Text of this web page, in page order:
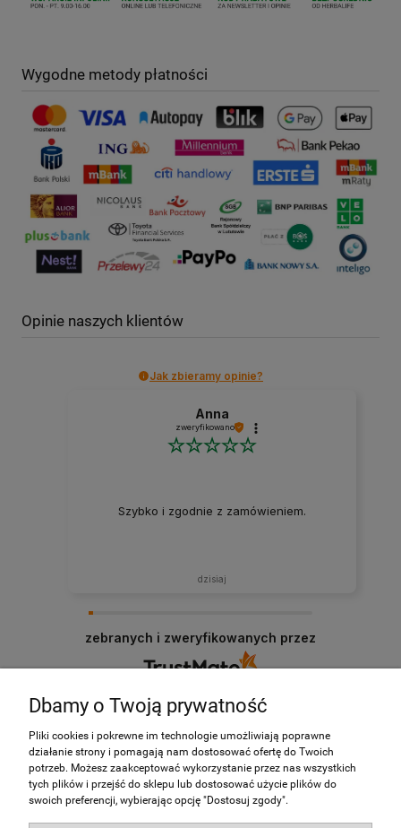
Wygodne metody płatności
Opinie naszych klientów
Jak zbieramy opinie?
Anna
zweryfikowano
Szybko i zgodnie z zamówieniem.
dzisiaj
zebranych i zweryfikowanych przez
O nas
Obsługa klienta
Pomoc
Dbamy o Twoją prywatność
Pliki cookies i pokrewne im technologie umożliwiają poprawne
działanie strony i pomagają nam dostosować ofertę do Twoich
potrzeb. Możesz zaakceptować wykorzystanie przez nas wszystkich
tych plików i przejść do sklepu lub dostosować użycie plików do
swoich preferencji, wybierając opcję "Dostosuj zgody".